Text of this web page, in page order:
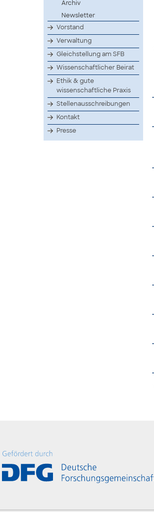
Archiv
Newsletter
Vorstand
Verwaltung
Gleichstellung am SFB
Wissenschaftlicher Beirat
Ethik & gute
wissenschaftliche Praxis
Stellenausschreibungen
Kontakt
Presse